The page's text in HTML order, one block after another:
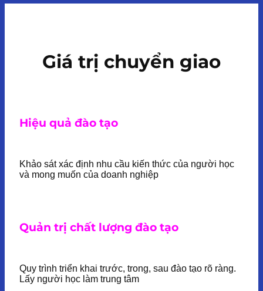
Giá trị chuyển giao
Hiệu quả đào tạo
Khảo sát xác định nhu cầu kiến thức của người học
và mong muốn của doanh nghiệp
Quản trị chất lượng đào tạo
Quy trình triển khai trước, trong, sau đào tạo rõ ràng.
Lấy người học làm trung tâm